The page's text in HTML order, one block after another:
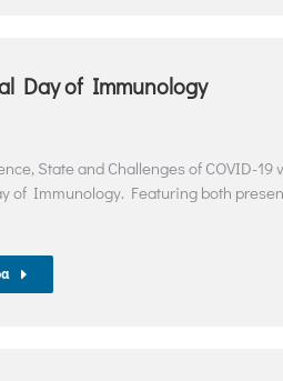
Day of Immunology
State and Challenges of COVID-
of Immunology. Featuring both